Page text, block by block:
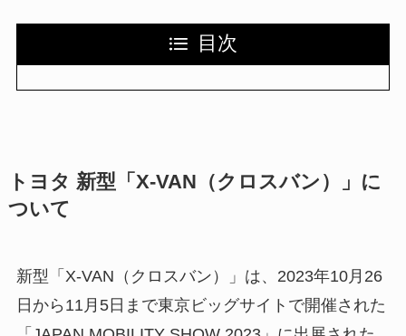
目次
トヨタ 新型「X-VAN（クロスバン）」に
ついて
新型「X-VAN（クロスバン）」は、2023年10月26
日から11月5日まで東京ビッグサイトで開催された